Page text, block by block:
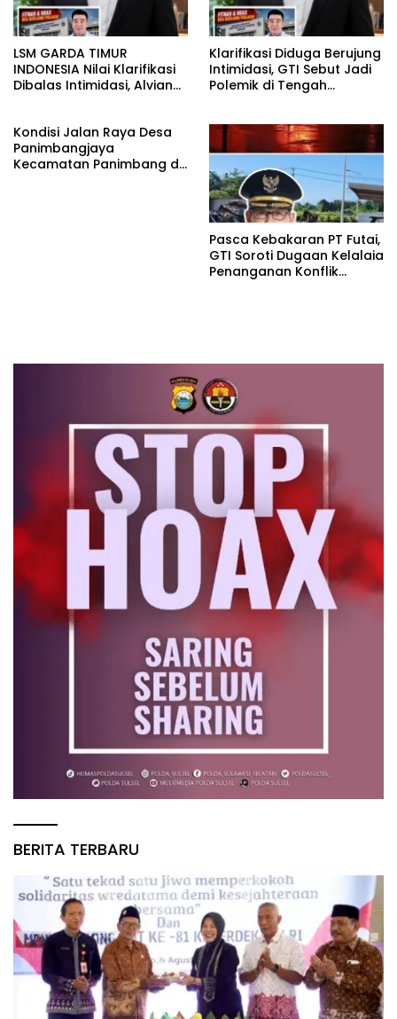
LSM GARDA TIMUR
INDONESIA Nilai Klarifikasi
Dibalas Intimidasi, Alvian
KUHAP pasal 108 ayat 1
Klarifikasi Diduga Berujung
Intimidasi, GTI Sebut Jadi
Polemik di Tengah
Kondisi Jalan Raya Desa
Panimbangjaya
Kecamatan Panimbang di
Pasca Kebakaran PT Futai,
GTI Soroti Dugaan Kelalaia
Penanganan Konflik
BERITA TERBARU